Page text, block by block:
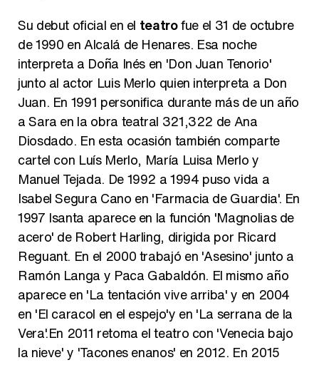
Magdalena de Suecia responde a las críticas y explica por qué le han permitido lanzar su propio negocio
Su debut oficial en el teatrofue el 31 de octubre
de 1990 en Alcalá de Henares. Esa noche
interpreta a Doña Inés en 'Don Juan Tenorio'
junto al actor Luis Merlo quien interpreta a Don
Juan. En 1991 personifica durante más de un año
a Sara en la obra teatral 321,322 de Ana
Diosdado. En esta ocasión también comparte
cartel con Luís Merlo, María Luisa Merlo y
Manuel Tejada. De 1992 a 1994 puso vida a
Isabel Segura Cano en 'Farmacia de Guardia'. En
1997 Isanta aparece en la función 'Magnolias de
acero' de Robert Harling, dirigida por Ricard
Reguant. En el 2000 trabajó en 'Asesino' junto a
Ramón Langa y Paca Gabaldón. El mismo año
aparece en 'La tentación vive arriba' y en 2004
en 'El caracol en el espejo'y en 'La serrana de la
Vera'.En 2011 retoma el teatro con 'Venecia bajo
la nieve' y 'Tacones enanos' en 2012. En 2015